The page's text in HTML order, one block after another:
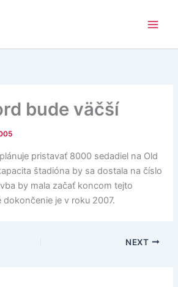
bude väčší
pristavať 8000 sedadiel na Old
štadióna by sa dostala na číslo
by mala začať koncom tejto
je v roku 2007.
NEXT